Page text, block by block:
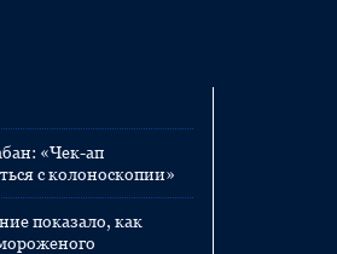
«Чек-ап
с колоноскопии»
показало, как